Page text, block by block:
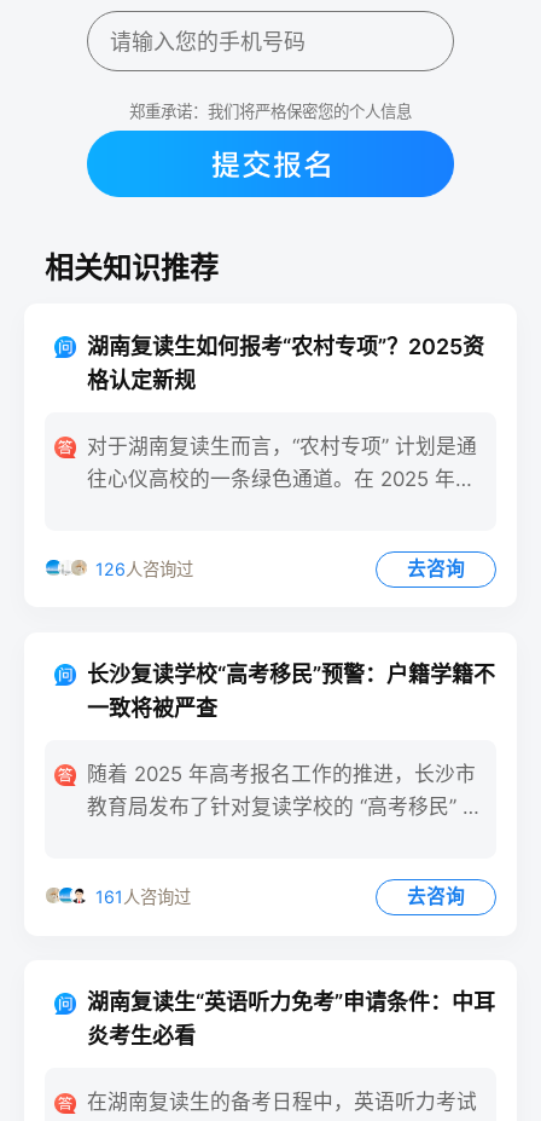
郑重承诺：我们将严格保密您的个人信息
相关知识推荐
湖南复读生如何报考“农村专项”？2025资
格认定新规
对于湖南复读生而言，“农村专项” 计划是通
往心仪高校的一条绿色通道。在 2025 年的
126人咨询过 去咨询
长沙复读学校“高考移民”预警：户籍学籍不
一致将被严查
随着 2025 年高考报名工作的推进，长沙市
教育局发布了针对复读学校的 “高考移民” 预
161 人咨询过 去咨询
湖南复读生“英语听力免考”申请条件：中耳
炎考生必看
在湖南复读生的备考日程中，英语听力考试